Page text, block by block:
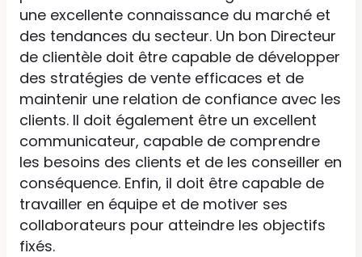
une excellente connaissance du marché et
des tendances du secteur. Un bon Directeur
de clientèle doit être capable de développer
des stratégies de vente efficaces et de
maintenir une relation de confiance avec les
clients. Il doit également être un excellent
communicateur, capable de comprendre
les besoins des clients et de les conseiller en
conséquence. Enfin, il doit être capable de
travailler en équipe et de motiver ses
collaborateurs pour atteindre les objectifs
fixés.